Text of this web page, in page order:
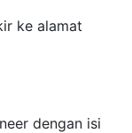
ke alamat
dengan isi